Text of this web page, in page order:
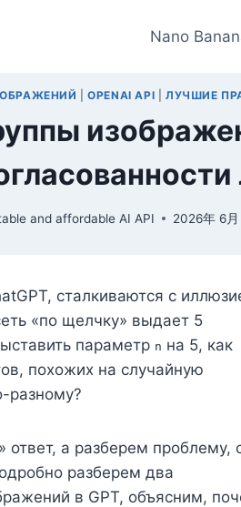
Nano
|OPENAI API |ЛУЧШИЕ
and affordable AI API 2026年 6月
сталкиваются с
«по щелчку» выдает 5
параметр n на 5, как
похожих на случайную
разному?
ответ, а разберем проблему,
разберем два
в GPT, объясним,